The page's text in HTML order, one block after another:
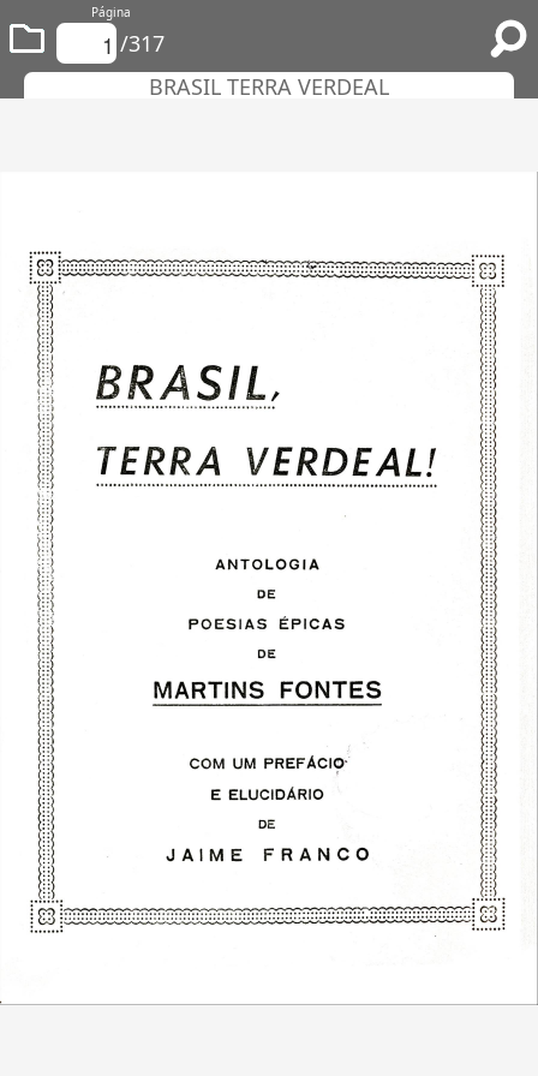
Página
/317
BRASIL TERRA VERDEAL